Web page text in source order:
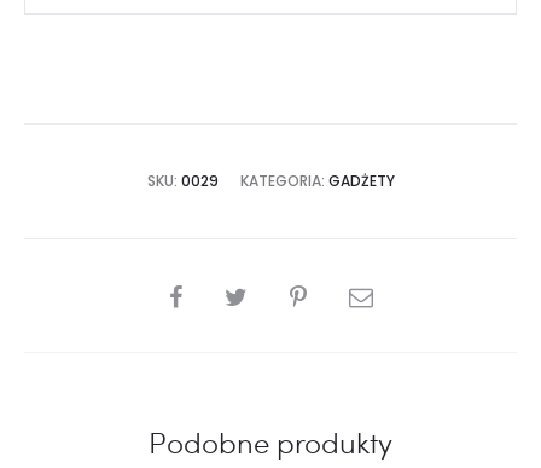
SKU: 0029 KATEGORIA: GADŻETY
SHARE
Podobne produkty